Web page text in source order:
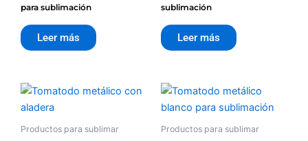
para sublimación
Leer más
sublimación
Leer más
Productos para sublimar
Productos para sublimar